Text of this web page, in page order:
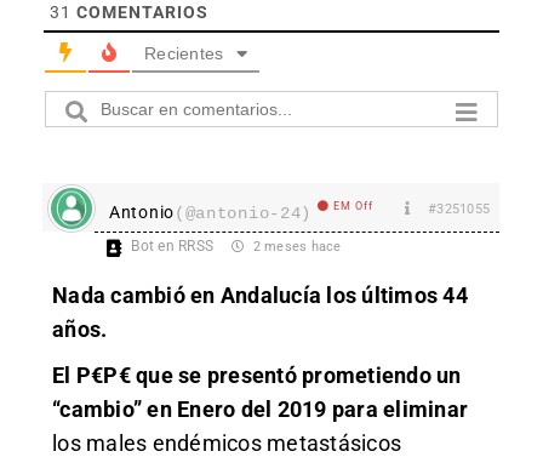
31 COMENTARIOS
Recientes
Antonio(@antonio-24) EM Off #3251055
Bot en RRSS 2 meses hace
Nada cambió en Andalucía los últimos 44
años.
El P€P€ que se presentó prometiendo un
“cambio” en Enero del 2019 para eliminar
los males endémicos metastásicos